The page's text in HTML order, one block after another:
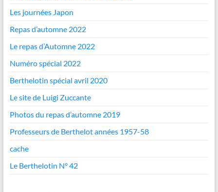
Les journées Japon
Repas d’automne 2022
Le repas d’Automne 2022
Numéro spécial 2022
Berthelotin spécial avril 2020
Le site de Luigi Zuccante
Photos du repas d’automne 2019
Professeurs de Berthelot années 1957-58
cache
Le Berthelotin N° 42